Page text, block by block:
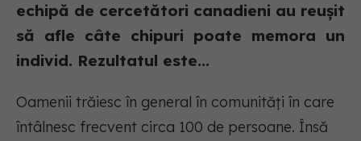
echipă de cercetători canadieni au reușit
să afle câte chipuri poate memora un
individ. Rezultatul este...
Oamenii trăiesc în general în comunități în care
întâlnesc frecvent circa 100 de persoane. Însă